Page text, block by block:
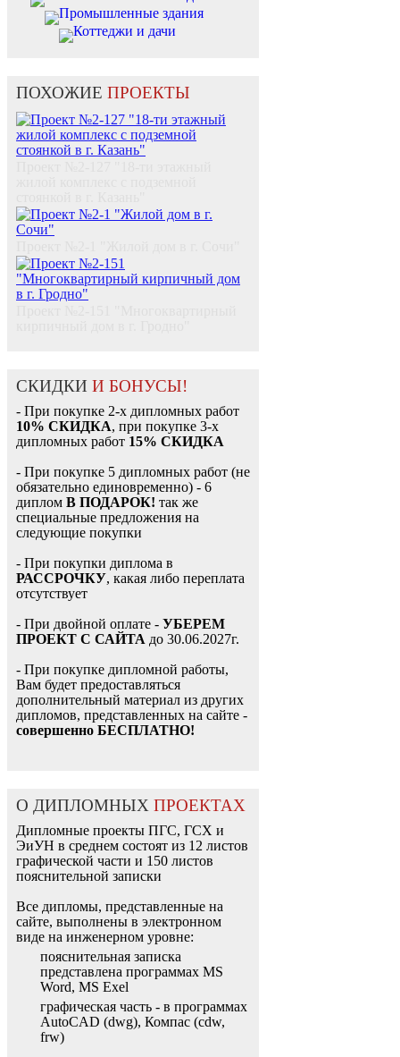
Промышленные здания
Коттеджи и дачи
ПОХОЖИЕ ПРОЕКТЫ
СКИДКИ И БОНУСЫ!
- При покупке 2-х дипломных работ
10% СКИДКА, при покупке 3-х
дипломных работ 15% СКИДКА
- При покупке 5 дипломных работ (не
обязательно единовременно) - 6
диплом В ПОДАРОК! так же
специальные предложения на
следующие покупки
- При покупки диплома в
РАССРОЧКУ, какая либо переплата
отсутствует
- При двойной оплате - УБЕРЕМ
ПРОЕКТ С САЙТА до 30.06.2027г.
- При покупке дипломной работы,
Вам будет предоставляться
дополнительный материал из других
дипломов, представленных на сайте -
совершенно БЕСПЛАТНО!
О ДИПЛОМНЫХ ПРОЕКТАХ
Дипломные проекты ПГС, ГСХ и
ЭиУН в среднем состоят из 12 листов
графической части и 150 листов
пояснительной записки
Все дипломы, представленные на
сайте, выполнены в электронном
виде на инженерном уровне:
пояснительная записка
представлена программах MS
Word, MS Exel
графическая часть - в программах
AutoCAD (dwg), Компас (cdw,
frw)